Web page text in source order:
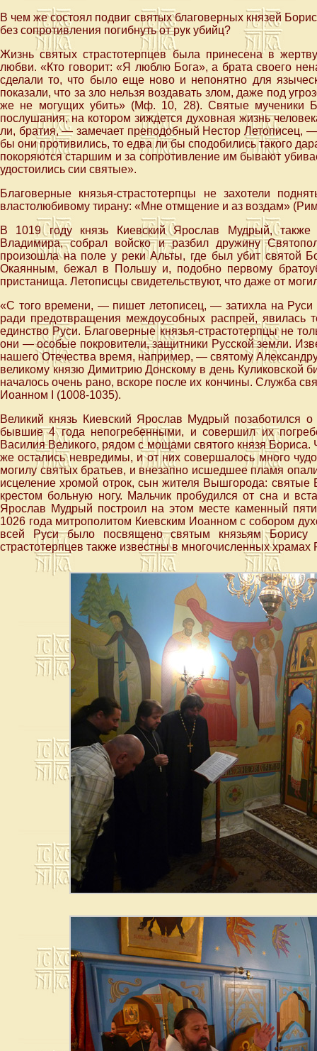
В чем же состоял подвиг святых благоверных князей
без сопротивления погибнуть от рук убийц?
Жизнь святых страстотерпцев была принесена в
любви. «Кто говорит: «Я люблю Бога», а брата своего
сделали то, что было еще ново и непонятно для
показали, что за зло нельзя воздавать злом, даже под
же не могущих убить» (Мф. 10, 28). Святые мученики
послушания, на котором зиждется духовная жизнь
ли, братия, — замечает преподобный Нестор Летописец,
бы они противились, то едва ли бы сподобились такого
покоряются старшим и за сопротивление им бывают
удостоились сии святые».
Благоверные князья-страстотерпцы не захотели
властолюбивому тирану: «Мне отмщение и аз воздам»
В 1019 году князь Киевский Ярослав Мудрый, также
Владимира, собрал войско и разбил дружину
произошла на поле у реки Альты, где был убит святой
Окаянным, бежал в Польшу и, подобно первому
пристанища. Летописцы свидетельствуют, что даже от
«С того времени, — пишет летописец, — затихла на
ради предотвращения междоусобных распрей, явилась
единство Руси. Благоверные князья-страстотерпцы не
они — особые покровители, защитники Русской земли.
нашего Отечества время, например, — святому
великому князю Димитрию Донскому в день Куликовской
началось очень рано, вскоре после их кончины. Служба
Иоанном I (1008-1035).
Великий князь Киевский Ярослав Мудрый позаботился
бывшие 4 года непогребенными, и совершил их
Василия Великого, рядом с мощами святого князя
же остались невредимы, и от них совершалось много
могилу святых братьев, и внезапно исшедшее пламя
исцеление хромой отрок, сын жителя Вышгорода: святые
крестом больную ногу. Мальчик пробудился от сна и
Ярослав Мудрый построил на этом месте каменный
1026 года митрополитом Киевским Иоанном с собором
всей Руси было посвящено святым князьям
страстотерпцев также известны в многочисленных храмах